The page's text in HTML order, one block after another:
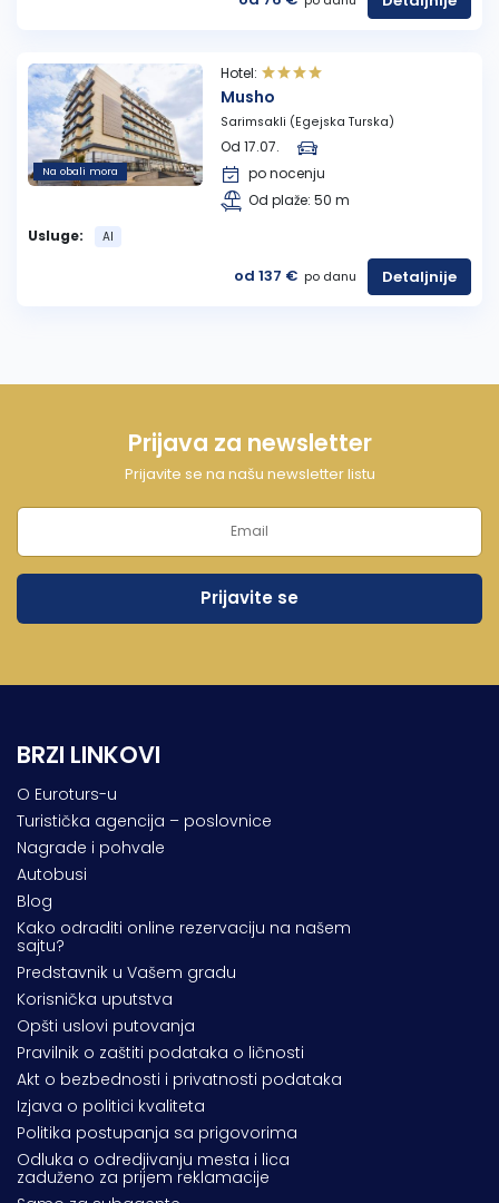
Na obali mora
Hotel:
Musho
Sarimsakli (Egejska Turska)
Od 17.07.
po nocenju
Od plaže: 50 m
Usluge:
AI
od 137 € po danu Detaljnije
Prijava za newsletter
Prijavite se na našu newsletter listu
BRZI LINKOVI
O Euroturs-u
Turistička agencija – poslovnice
Nagrade i pohvale
Autobusi
Blog
Kako odraditi online rezervaciju na našem
sajtu?
Predstavnik u Vašem gradu
Korisnička uputstva
Opšti uslovi putovanja
Pravilnik o zaštiti podataka o ličnosti
Akt o bezbednosti i privatnosti podataka
Izjava o politici kvaliteta
Politika postupanja sa prigovorima
Odluka o odredjivanju mesta i lica
zaduženo za prijem reklamacije